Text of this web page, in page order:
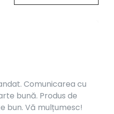
Comunicarea cu
bună. Produs de
bun. Vă mulțumesc!